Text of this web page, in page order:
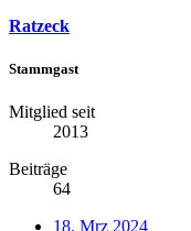
Ratzeck
Stammgast
Mitglied seit
2013
Beiträge
64
18. Mrz 2024